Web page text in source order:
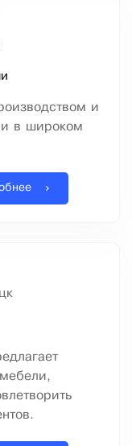
и
в широком